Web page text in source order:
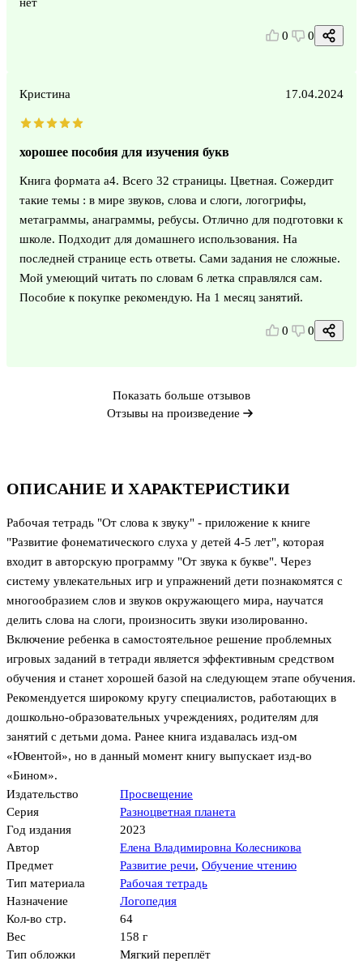
ОПИСАНИЕ И ХАРАКТЕРИСТИКИ
Рабочая тетрадь "От слова к звуку" - приложение к книге
"Развитие фонематического слуха у детей 4-5 лет", которая
входит в авторскую программу "От звука к букве". Через
систему увлекательных игр и упражнений дети познакомятся с
многообразием слов и звуков окружающего мира, научатся
делить слова на слоги, произносить звуки изолированно.
Включение ребенка в самостоятельное решение проблемных
игровых заданий в тетради является эффективным средством
обучения и станет хорошей базой на следующем этапе обучения.
Рекомендуется широкому кругу специалистов, работающих в
дошкольно-образовательных учреждениях, родителям для
занятий с детьми дома. Ранее книга издавалась изд-ом
«Ювентой», но в данный момент книгу выпускает изд-во
«Бином».
Издательство
Просвещение
Серия
Разноцветная планета
Год издания
2023
Автор
Елена Владимировна Колесникова
Предмет
Развитие речи, Обучение чтению
Тип материала
Рабочая тетрадь
Назначение
Логопедия
Кол-во стр.
64
Вес
158 г
Тип обложки
Мягкий переплёт
0 0
Кристина 17.04.2024
хорошее пособия для изучения букв
Книга формата а4. Всего 32 страницы. Цветная. Сожердит
такие темы : в мире звуков, слова и слоги, логогрифы,
метаграммы, анаграммы, ребусы. Отлично для подготовки к
школе. Подходит для домашнего использования. На
последней странице есть ответы. Сами задания не сложные.
Мой умеющий читать по словам 6 летка справлялся сам.
Пособие к покупке рекомендую. На 1 месяц занятий.
0 0
Показать больше отзывов
Отзывы на произведение